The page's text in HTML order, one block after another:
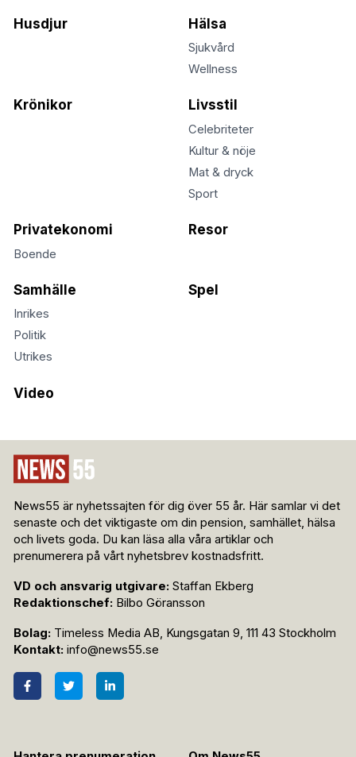
Husdjur Hälsa
Sjukvård
Wellness
Krönikor Livsstil
Celebriteter
Kultur & nöje
Mat & dryck
Sport
Privatekonomi
Boende
Resor
Samhälle
Inrikes
Politik
Utrikes
Spel
Video
News55 är nyhetssajten för dig över 55 år. Här samlar vi det
senaste och det viktigaste om din pension, samhället, hälsa
och livets goda. Du kan läsa alla våra artiklar och
prenumerera på vårt nyhetsbrev kostnadsfritt.
VD och ansvarig utgivare: Staffan Ekberg
Redaktionschef: Bilbo Göransson
Bolag: Timeless Media AB, Kungsgatan 9, 111 43 Stockholm
Kontakt: info@news55.se